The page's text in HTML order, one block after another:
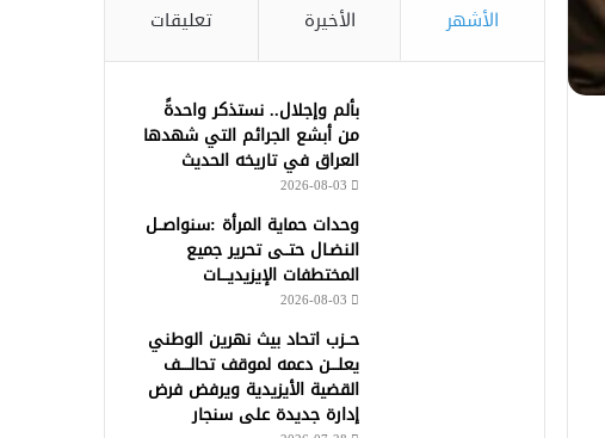
الأشهر الأخيرة تعليقات
بألم وإجلال.. نستذكر واحدةً
من أبشع الجرائم التي شهدها
العراق في تاريخه الحديث
2026-08-03
وحدات حماية المرأة :سنواصــل
النضـال حتــى تحرير جميع
المختطفات الإيزيديـــات
2026-08-03
حــزب اتحاد بيث نهرين الوطني
يعلـــن دعمه لموقف تحالــــف
القضية الأيزيدية ويرفض فرض
إدارة جديدة على سنجار